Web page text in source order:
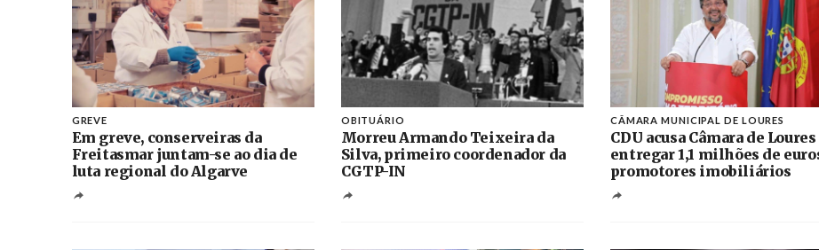
GREVE
Em greve, conserveiras da
Freitasmar juntam-se ao dia de
luta regional do Algarve
OBITUÁRIO
Morreu Armando Teixeira da
Silva, primeiro coordenador da
CGTP-IN
CÂMARA MUNICIPAL DE LOURES
CDU acusa Câmara de
entregar 1,1 milhões de
promotores imobiliários